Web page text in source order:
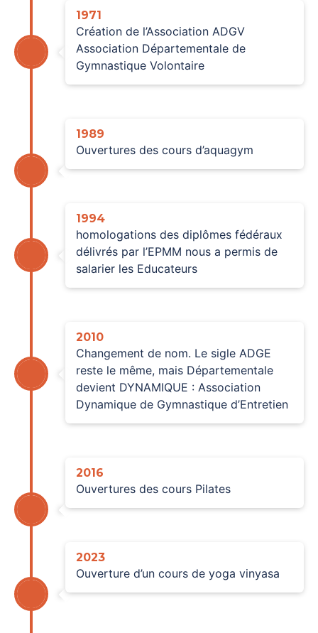
1971
Création de l’Association ADGV
Association Départementale de
Gymnastique Volontaire
1989
Ouvertures des cours d’aquagym
1994
homologations des diplômes fédéraux
délivrés par l’EPMM nous a permis de
salarier les Educateurs
2010
Changement de nom. Le sigle ADGE
reste le même, mais Départementale
devient DYNAMIQUE : Association
Dynamique de Gymnastique d’Entretien
2016
Ouvertures des cours Pilates
2023
Ouverture d’un cours de yoga vinyasa